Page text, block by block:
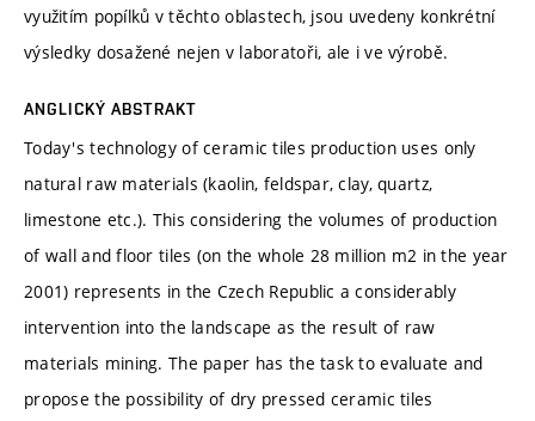
využitím popílků v těchto oblastech, jsou uvedeny konkrétní
výsledky dosažené nejen v laboratoři, ale i ve výrobě.
ANGLICKÝ ABSTRAKT
Today's technology of ceramic tiles production uses only
natural raw materials (kaolin, feldspar, clay, quartz,
limestone etc.). This considering the volumes of production
of wall and floor tiles (on the whole 28 million m2 in the year
2001) represents in the Czech Republic a considerably
intervention into the landscape as the result of raw
materials mining. The paper has the task to evaluate and
propose the possibility of dry pressed ceramic tiles